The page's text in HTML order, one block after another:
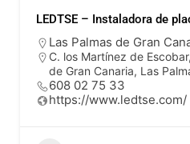
LEDTSE – Instaladora de
Las Palmas de Gran
C. los Martínez de
de Gran Canaria, Las
608 02 75 33
https://www.ledtse.com/